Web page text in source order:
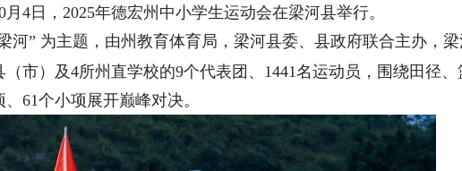
4日，2025年德宏州中小学生运动会在梁河县举行。
河” 为主题，由州教育体育局，梁河县委、县政府联合主办，
市）及4所州直学校的9个代表团、1441名运动员，围绕田径、
61个小项展开巅峰对决。